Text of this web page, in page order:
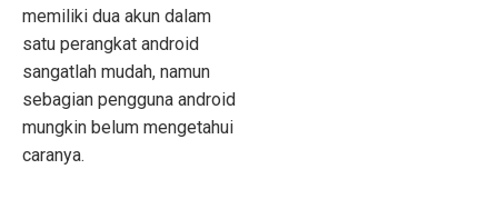
memiliki dua akun dalam
satu perangkat android
sangatlah mudah, namun
sebagian pengguna android
mungkin belum mengetahui
caranya.